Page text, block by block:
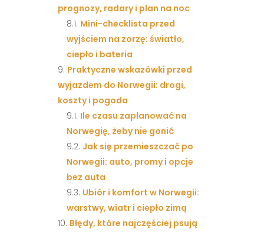
prognozy, radary i plan na noc
Mini-checklista przed
wyjściem na zorzę: światło,
ciepło i bateria
Praktyczne wskazówki przed
wyjazdem do Norwegii: drogi,
koszty i pogoda
Ile czasu zaplanować na
Norwegię, żeby nie gonić
Jak się przemieszczać po
Norwegii: auto, promy i opcje
bez auta
Ubiór i komfort w Norwegii:
warstwy, wiatr i ciepło zimą
Błędy, które najczęściej psują